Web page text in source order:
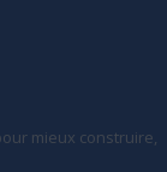
mieux construire,